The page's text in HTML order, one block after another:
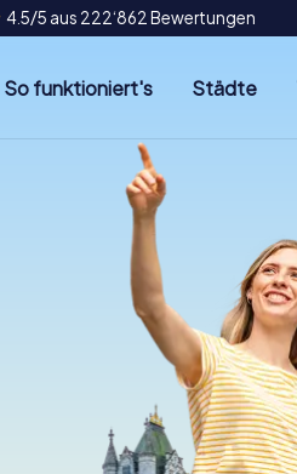
4.5/5 aus 222‘862 Bewertungen
So funktioniert's Städte